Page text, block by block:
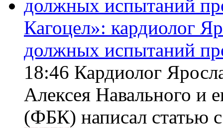
Кагоцел»: кардиолог
должных испытаний
18:46 Кардиолог
Алексея Навального и
(ФБК) написал статью